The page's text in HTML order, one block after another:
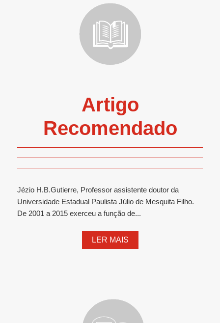
Artigo
Recomendado
Jézio H.B.Gutierre, Professor assistente doutor da
Universidade Estadual Paulista Júlio de Mesquita Filho.
De 2001 a 2015 exerceu a função de...
LER MAIS